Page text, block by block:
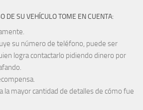
DE SU VEHÍCULO TOME EN CUENTA:
su número de teléfono, puede ser
logra contactarlo pidiendo dinero por
la mayor cantidad de detalles de cómo fue